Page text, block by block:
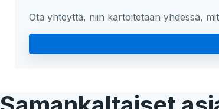
Ota yhteyttä, niin kartoitetaan yhdessä,